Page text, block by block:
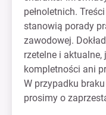
pełnoletnich.
stanowią porady
zawodowej.
rzetelne i aktualne,
kompletności ani
W przypadku
prosimy o